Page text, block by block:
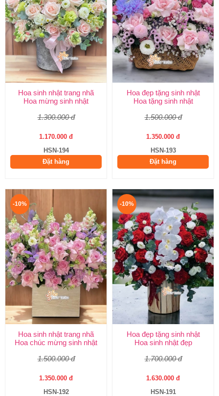
Hoa sinh nhật trang nhã
Hoa mừng sinh nhật
1.300.000 đ
1.170.000 đ
HSN-194
Đặt hàng
Hoa đẹp tặng sinh nhật
Hoa tặng sinh nhật
1.500.000 đ
1.350.000 đ
HSN-193
Đặt hàng
-10%
Hoa sinh nhật trang nhã
Hoa chúc mừng sinh nhật
1.500.000 đ
1.350.000 đ
HSN-192
-10%
Hoa đẹp tặng sinh nhật
Hoa sinh nhật đẹp
1.700.000 đ
1.630.000 đ
HSN-191